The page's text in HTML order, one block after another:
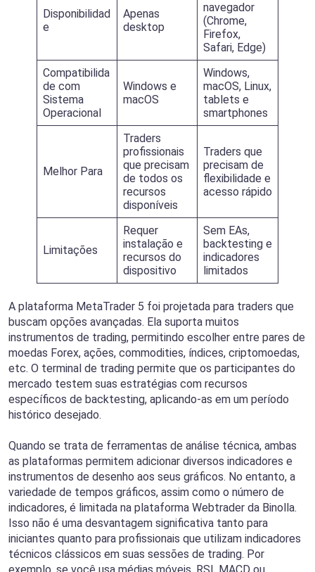
Disponibilidad
e
Apenas
desktop
navegador
(Chrome,
Firefox,
Safari, Edge)
Compatibilida
de com
Sistema
Operacional
Windows e
macOS
Windows,
macOS, Linux,
tablets e
smartphones
Melhor Para
Traders
profissionais
que precisam
de todos os
recursos
disponíveis
Traders que
precisam de
flexibilidade e
acesso rápido
Limitações
Requer
instalação e
recursos do
dispositivo
Sem EAs,
backtesting e
indicadores
limitados
A plataforma MetaTrader 5 foi projetada para traders que
buscam opções avançadas. Ela suporta muitos
instrumentos de trading, permitindo escolher entre pares de
moedas Forex, ações, commodities, índices, criptomoedas,
etc. O terminal de trading permite que os participantes do
mercado testem suas estratégias com recursos
específicos de backtesting, aplicando-as em um período
histórico desejado.
Quando se trata de ferramentas de análise técnica, ambas
as plataformas permitem adicionar diversos indicadores e
instrumentos de desenho aos seus gráficos. No entanto, a
variedade de tempos gráficos, assim como o número de
indicadores, é limitada na plataforma Webtrader da Binolla.
Isso não é uma desvantagem significativa tanto para
iniciantes quanto para profissionais que utilizam indicadores
técnicos clássicos em suas sessões de trading. Por